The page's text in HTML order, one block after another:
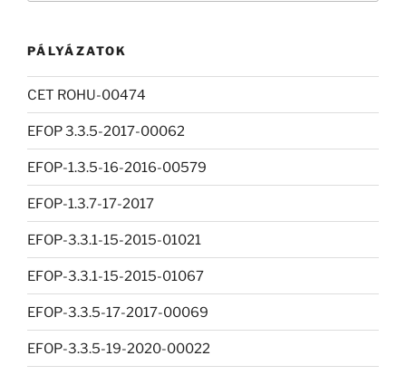
PÁLYÁZATOK
CET ROHU-00474
EFOP 3.3.5-2017-00062
EFOP-1.3.5-16-2016-00579
EFOP-1.3.7-17-2017
EFOP-3.3.1-15-2015-01021
EFOP-3.3.1-15-2015-01067
EFOP-3.3.5-17-2017-00069
EFOP-3.3.5-19-2020-00022